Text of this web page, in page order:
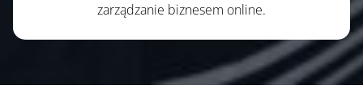
zarządzanie biznesem online.